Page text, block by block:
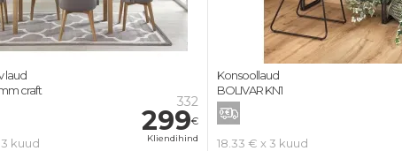
332
299€
Kliendihind
kuud
laud
craft
18.33 € x 3 kuud
Konsoollaud
BOLIVAR KN1